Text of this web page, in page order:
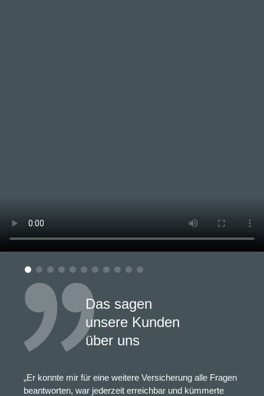
Das sagen
unsere Kunden
über uns
„Er konnte mir für eine weitere Versicherung alle Fragen
beantworten, war jederzeit erreichbar und kümmerte